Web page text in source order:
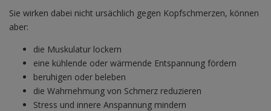
Sie wirken dabei nicht ursächlich gegen Kopfschmerzen, können
aber:
die Muskulatur lockern
eine kühlende oder wärmende Entspannung fördern
beruhigen oder beleben
die Wahrnehmung von Schmerz reduzieren
Stress und innere Anspannung mindern